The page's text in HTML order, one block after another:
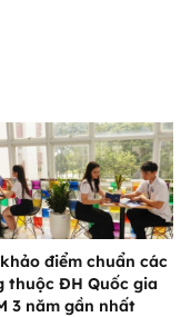
điểm chuẩn các
thuộc ĐH Quốc gia
3 năm gần nhất